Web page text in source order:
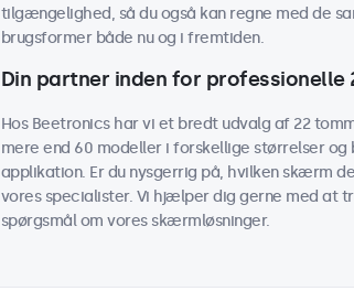
tilgængelighed, så du også kan regne med de
brugsformer både nu og i fremtiden.
Din partner inden for
Hos Beetronics har vi et bredt udvalg af 22
mere end 60 modeller i forskellige størrelser
applikation. Er du nysgerrig på, hvilken skærm
vores specialister. Vi hjælper dig gerne med at
spørgsmål om vores skærmløsninger.